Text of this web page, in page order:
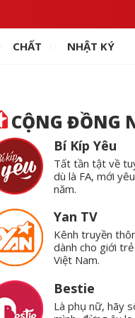
CHẤT NHẬT KÝ
CỘNG ĐỒNG
Bí Kíp Yêu
Tất tần tật về
dù là FA, mới
năm.
Yan TV
Kênh truyền
dành cho giới
Việt Nam.
Bestie
Là phụ nữ, hãy